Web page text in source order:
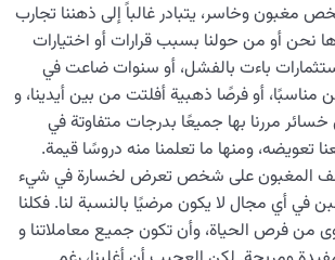
وماذا يمكننا فعله لكي لا نكون من
الإنسانية وما هي خصائصه؟
حضور القلب؟ وكيف يمكن تحقيقه في
مفهوم الإثم وآثارها من منظور جديد
الثقافة القرآنية؛ الفرق بين الإثم،
وخاسر، يتبادر غالباً إلى ذهننا تجارب
نحن أو من حولنا بسبب قرارات أو اختيارات
باءت بالفشل، أو سنوات ضاعت في
أو فرصًا ذهبية أفلتت من بين أيدينا، و
مررنا بها جميعًا بدرجات متفاوتة في
تعويضه، ومنها ما تعلمنا منه دروسًا قيمة.
المغبون علی شخص تعرض لخسارة في شيء
في أي مجال لا يکون مرضيًا بالنسبة لنا. فكلنا
من فرص الحياة، وأن تكون جميع معاملاتنا و